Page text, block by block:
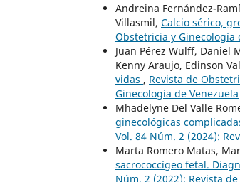
Andreina Fernández-
Villasmil, Calcio sérico,
Obstetricia y Ginecología
Juan Pérez Wulff, Daniel
Kenny Araujo, Edinson
vidas , Revista de
Ginecología de Venezuela
Mhadelyne Del Valle
ginecológicas
Vol. 84 Núm. 2 (2024):
Marta Romero Matas,
sacrococcígeo fetal.
Núm. 2 (2022): Revista